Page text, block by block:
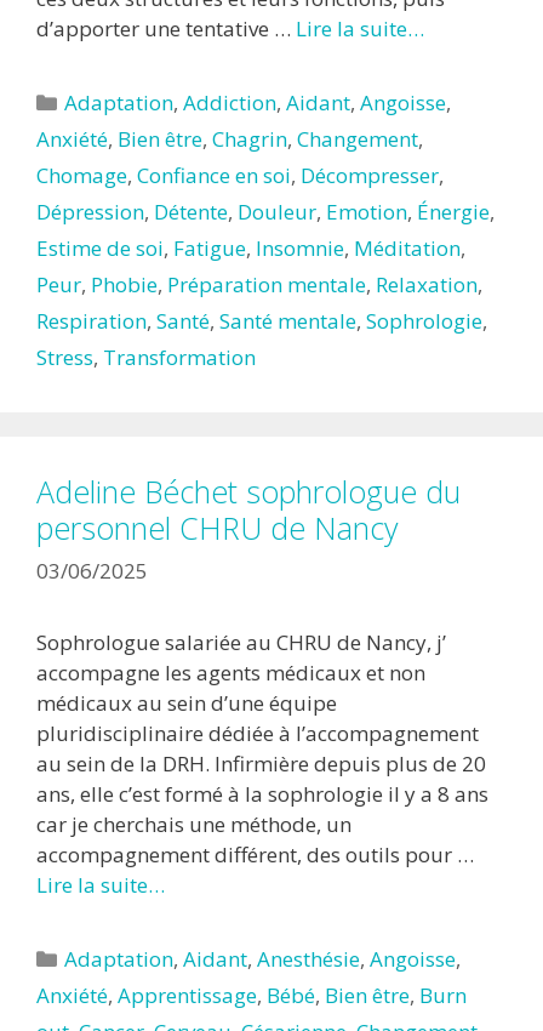
d’apporter une tentative … Lire la suite…
Catégories
Adaptation,Addiction,Aidant,Angoisse,
Anxiété, Bien être, Chagrin, Changement,
Chomage, Confiance en soi, Décompresser,
Dépression, Détente, Douleur, Emotion, Énergie,
Estime de soi, Fatigue, Insomnie, Méditation,
Peur, Phobie, Préparation mentale, Relaxation,
Respiration, Santé, Santé mentale, Sophrologie,
Stress, Transformation
Adeline Béchet sophrologue du
personnel CHRU de Nancy
03/06/2025
Sophrologue salariée au CHRU de Nancy, j’
accompagne les agents médicaux et non
médicaux au sein d’une équipe
pluridisciplinaire dédiée à l’accompagnement
au sein de la DRH. Infirmière depuis plus de 20
ans, elle c’est formé à la sophrologie il y a 8 ans
car je cherchais une méthode, un
accompagnement différent, des outils pour …
Lire la suite…
Catégories
Adaptation,Aidant,Anesthésie,Angoisse,
Anxiété, Apprentissage, Bébé, Bien être, Burn